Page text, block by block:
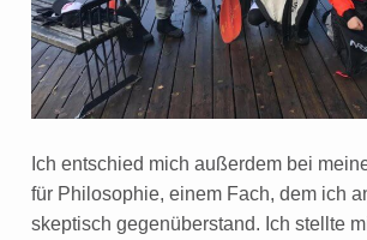
Ich entschied mich außerdem bei
für Philosophie, einem Fach, dem ich
skeptisch gegenüberstand. Ich stellte